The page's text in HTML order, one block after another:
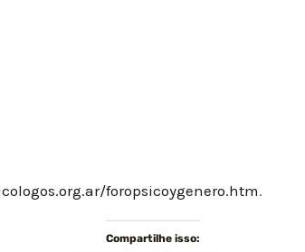
foropsicoygenero.htm.
Compartilhe isso: